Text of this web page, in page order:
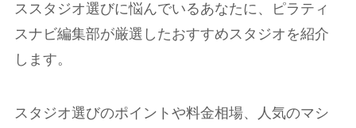
ススタジオ選びに悩んでいるあなたに、ピラティ
スナビ編集部が厳選したおすすめスタジオを紹介
します。
スタジオ選びのポイントや料金相場、人気のマシ